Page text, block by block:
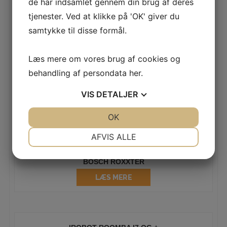
ROOMBA COMBO J7
ROOMBA JET M6 HVID KÆMPE TILBUD 2999.-
BOSCH ROXXTER
LÆS MERE
tjenester. Ved at klikke på 'OK' giver du
samtykke til disse formål.
Læs mere om vores brug af cookies og
behandling af persondata her.
VIS DETALJER
MARKETING STATISTIK
AFVIS ALLE
OK